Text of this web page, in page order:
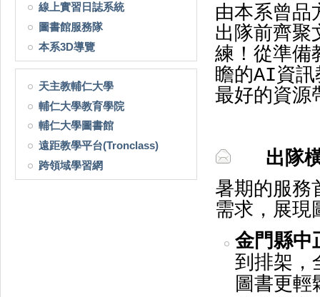
線上實習日誌系統
圖書館服務隊
本系3D導覽
天主教輔仁大學
輔仁大學教育學院
輔仁大學圖書館
遠距教學平台(Tronclass)
跨領域學習網
由本系曾品
出隊前齊聚
練！從準備
瞻的AI資訊
最好的資源
出隊
暑期的服務
需求，展現
金門縣中
到排架，
圖書更輕